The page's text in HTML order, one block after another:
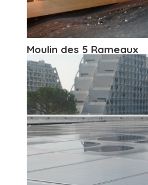
Moulin des 5 Rameaux